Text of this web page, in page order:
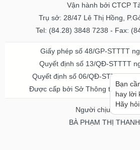
Vận hành bởi CTCP
Trụ sở: 28/47 Lê Thị Hồng,
Tel: (84.28) 3848 7238 - Fax:
Giấy phép số 48/GP-STTTT
Quyết định số 13/QĐ-STTTT
Quyết định số 06/QĐ-STTTT-
Được cấp bởi Sở Thông tin và
Người chịu trách
BÀ PHẠM THỊ
Bạn
hay lời
Hãy